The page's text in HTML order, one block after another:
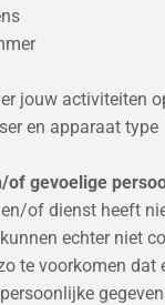
jouw activiteiten
en apparaat type
of gevoelige
of dienst heeft
echter niet
te voorkomen